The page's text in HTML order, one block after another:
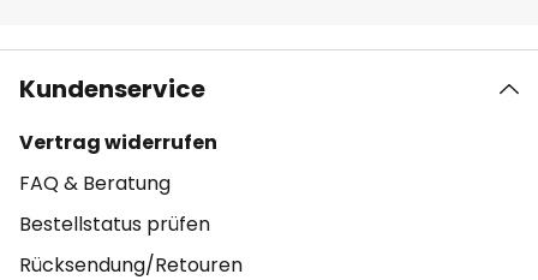
Kundenservice
Vertrag widerrufen
FAQ & Beratung
Bestellstatus prüfen
Rücksendung/Retouren